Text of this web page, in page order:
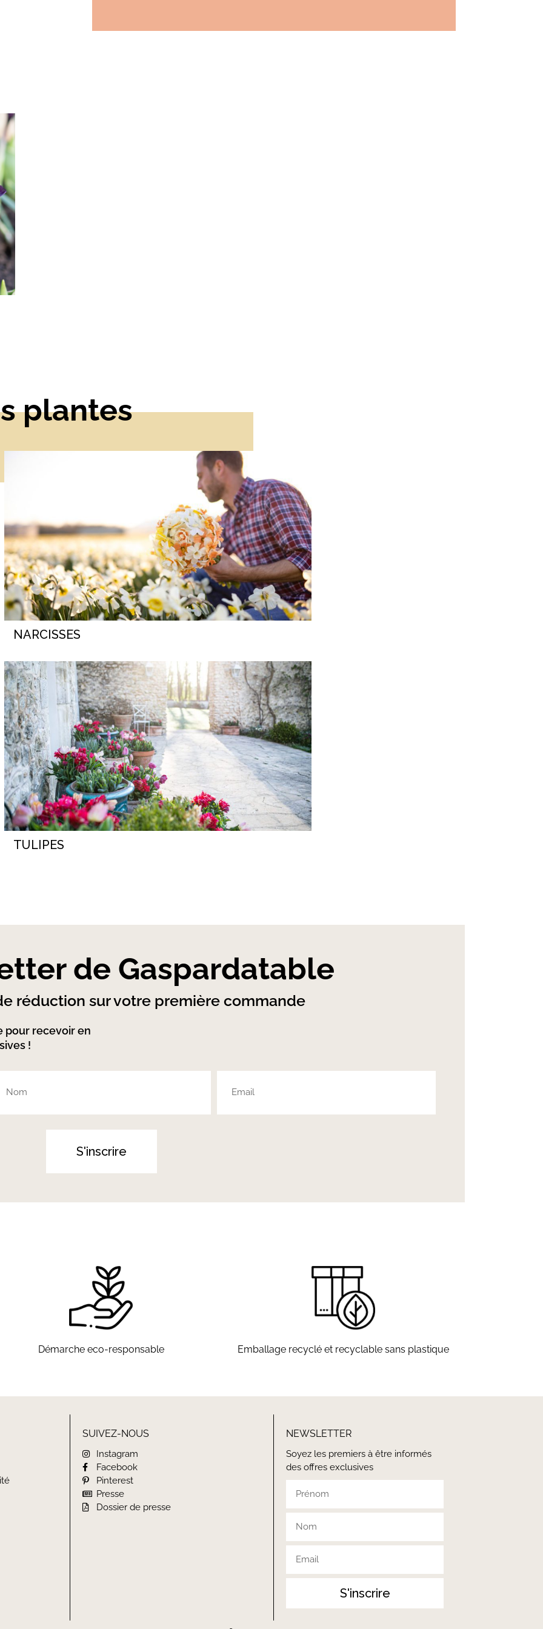
plantes
NARCISSES
TULIPES
de Gaspardatable
réduction sur votre première commande
pour recevoir en
!
S'inscrire
Démarche eco-responsable Emballage recyclé et recyclable sans plastique
SUIVEZ-NOUS
Instagram
Facebook
Pinterest
Presse
Dossier de presse
NEWSLETTER
Soyez les premiers à être informés
des offres exclusives
S'inscrire